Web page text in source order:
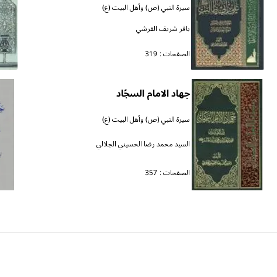
سيرة النبي (ص) وأهل البيت (ع)
باقر شريف القرشي
الصفحات : 319
جهاد الامام السجّاد
سيرة النبي (ص) وأهل البيت (ع)
السيد محمد رضا الحسيني الجلالي
الصفحات : 357